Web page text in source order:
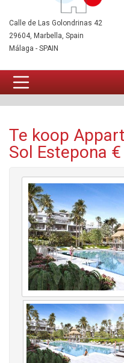
Calle de Las Golondrinas 42
29604, Marbella, Spain
Málaga - SPAIN
Te koop
Sol Estepona